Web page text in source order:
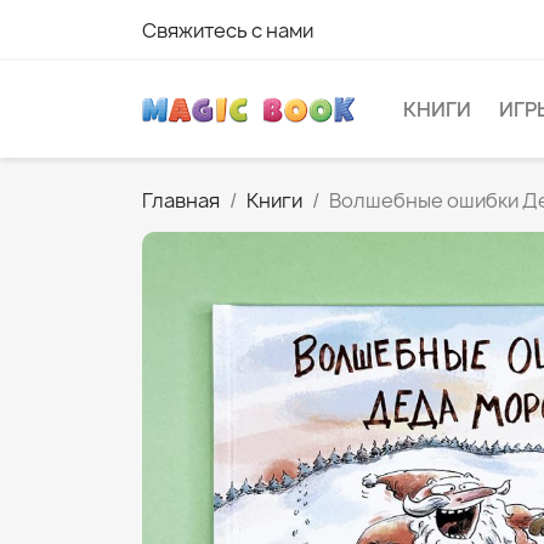
Свяжитесь с нами
КНИГИ
Главная Книги Волшебные ошибки